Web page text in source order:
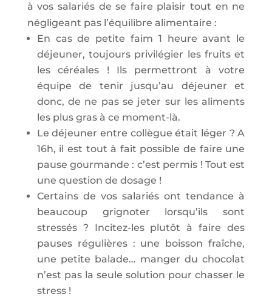
à vos salariés de se faire plaisir tout en ne
négligeant pas l’équilibre alimentaire :
En cas de petite faim 1 heure avant le
déjeuner, toujours privilégier les fruits et
les céréales ! Ils permettront à votre
équipe de tenir jusqu’au déjeuner et
donc, de ne pas se jeter sur les aliments
les plus gras à ce moment-là.
Le déjeuner entre collègue était léger ? A
16h, il est tout à fait possible de faire une
pause gourmande : c’est permis ! Tout est
une question de dosage !
Certains de vos salariés ont tendance à
beaucoup grignoter lorsqu’ils sont
stressés ? Incitez-les plutôt à faire des
pauses régulières : une boisson fraîche,
une petite balade… manger du chocolat
n’est pas la seule solution pour chasser le
stress !